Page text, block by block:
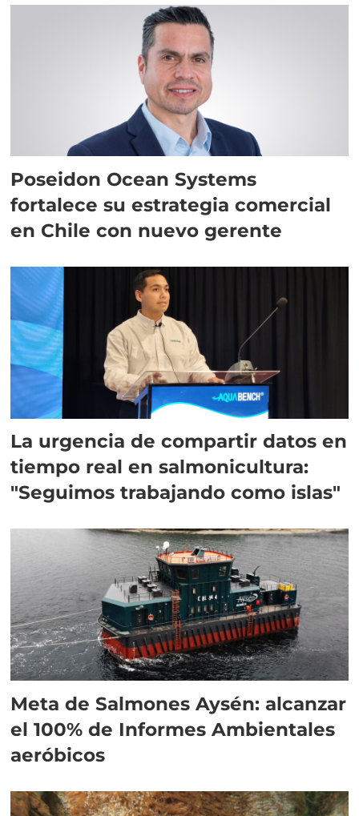
Poseidon Ocean Systems
fortalece su estrategia comercial
en Chile con nuevo gerente
La urgencia de compartir datos en
tiempo real en salmonicultura:
"Seguimos trabajando como islas"
Meta de Salmones Aysén: alcanzar
el 100% de Informes Ambientales
aeróbicos